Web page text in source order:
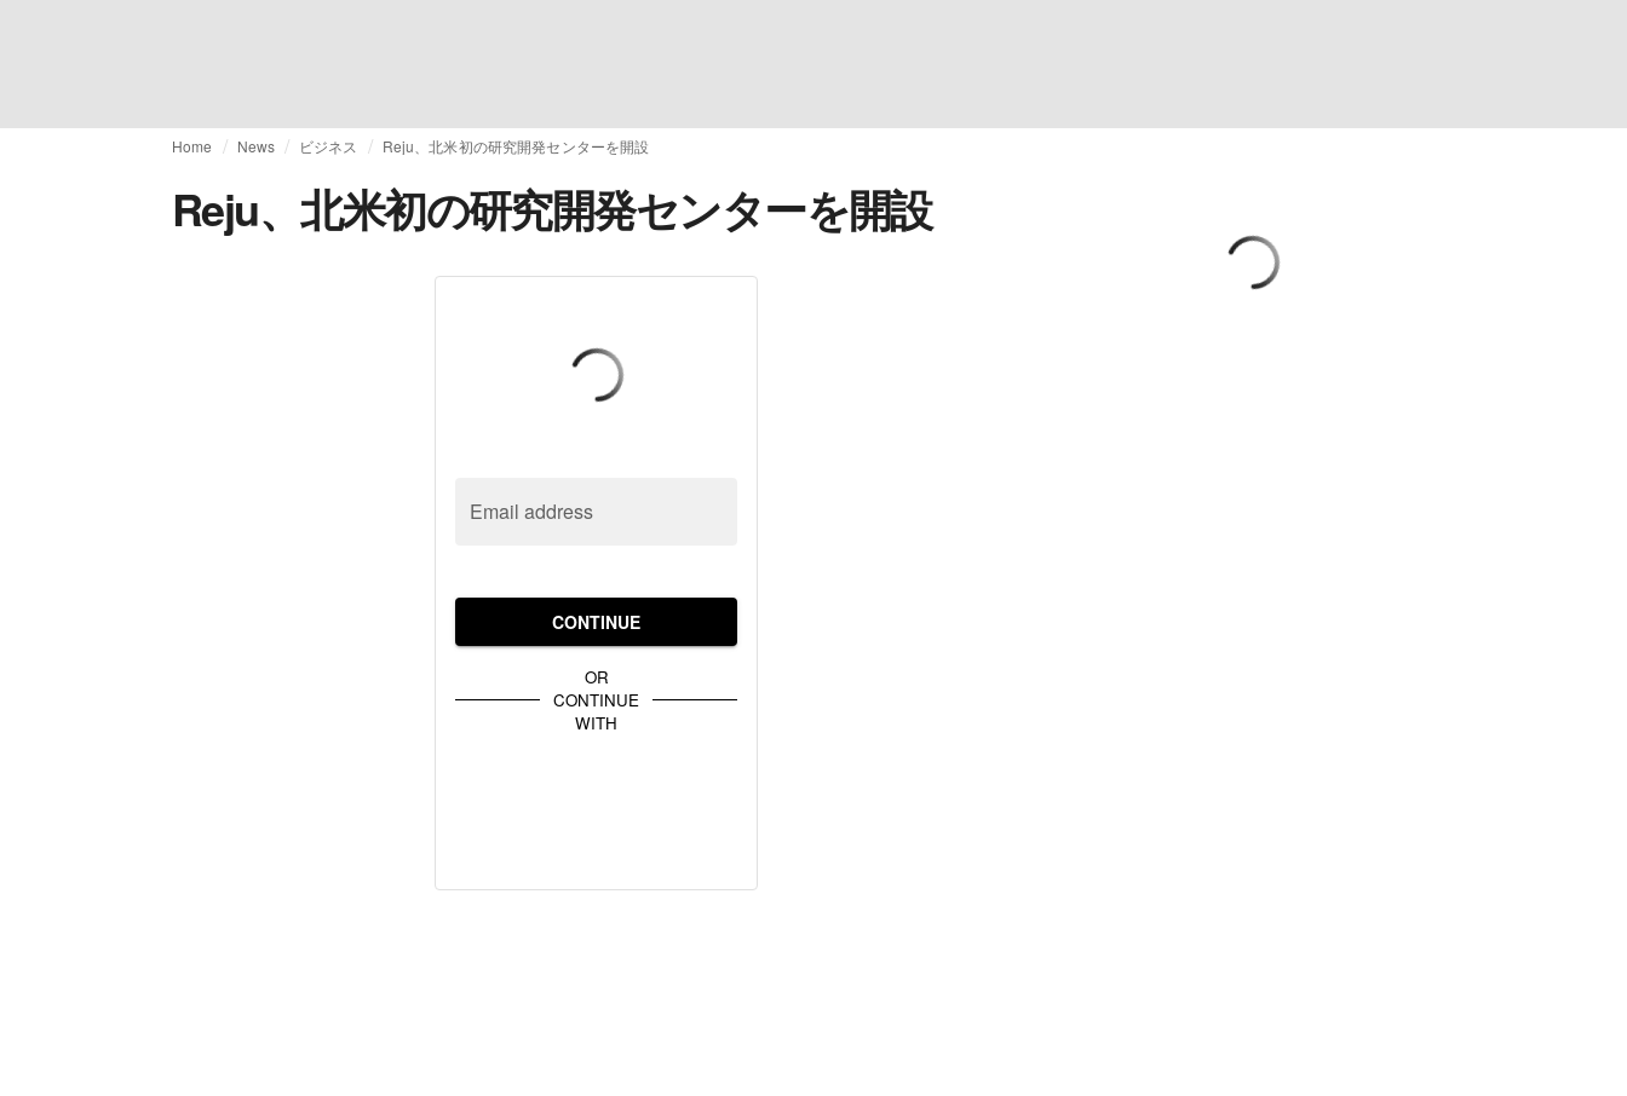
Home News ビジネス Reju、北米初の研究開発センターを開設
Reju、北米初の研究開発センターを開設
Email address
CONTINUE
OR
CONTINUE
WITH